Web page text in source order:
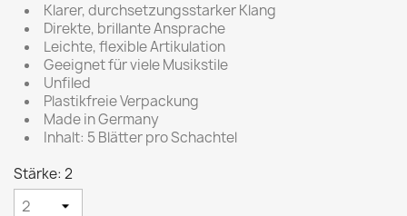
Klarer, durchsetzungsstarker Klang
Direkte, brillante Ansprache
Leichte, flexible Artikulation
Geeignet für viele Musikstile
Unfiled
Plastikfreie Verpackung
Made in Germany
Inhalt: 5 Blätter pro Schachtel
Stärke: 2